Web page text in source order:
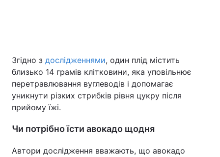
Згідно з дослідженнями, один плід містить
близько 14 грамів клітковини, яка уповільнює
перетравлювання вуглеводів і допомагає
уникнути різких стрибків рівня цукру після
прийому їжі.
Чи потрібно їсти авокадо щодня
Автори дослідження вважають, що авокадо